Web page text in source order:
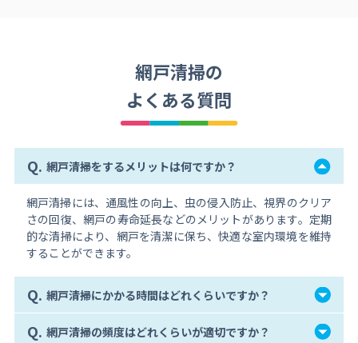
網戸清掃の
よくある質問
Q. 網戸清掃をするメリットは何ですか？
網戸清掃には、通風性の向上、虫の侵入防止、視界のクリア
さの回復、網戸の寿命延長などのメリットがあります。定期
的な清掃により、網戸を清潔に保ち、快適な室内環境を維持
することができます。
Q. 網戸清掃にかかる時間はどれくらいですか？
Q. 網戸清掃の頻度はどれくらいが適切ですか？